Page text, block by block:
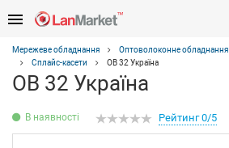
Мережеве обладнання Оптоволоконне обладнання
Сплайс-касети
ОВ 32 Україна
ОВ 32 Україна
В наявності Рейтинг 0/5